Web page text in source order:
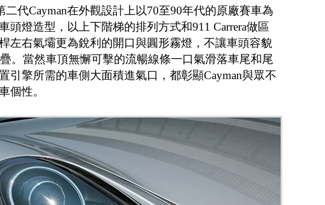
二代Cayman在外觀設計上以70至90年代的原廠賽車為
頭燈造型，以上下階梯的排列方式和911 Carrera做區
左右氣壩更為銳利的開口與圓形霧燈，不讓車頭容貌
。當然車頂無懈可擊的流暢線條一口氣滑落車尾和尾
引擎所需的車側大面積進氣口，都彰顯Cayman與眾不
個性。